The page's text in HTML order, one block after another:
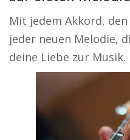
Mit jedem Akkord,
jeder neuen Melodie,
deine Liebe zur Musik.